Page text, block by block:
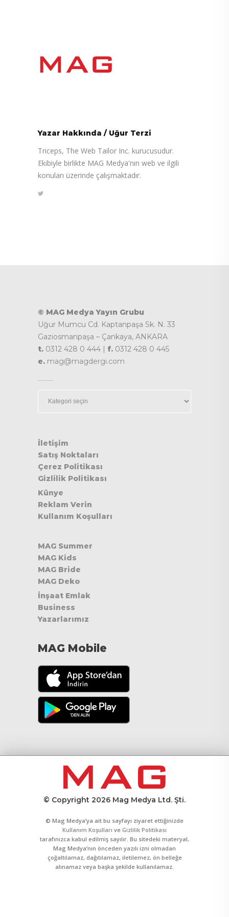
Yazar Hakkında / Uğur Terzi
Triceps, The Web Tailor Inc. kurucusudur.
Ekibiyle birlikte MAG Medya'nın web ve ilgili
konuları üzerinde çalışmaktadır.
© MAG Medya Yayın Grubu
Uğur Mumcu Cd. Kaptanpaşa Sk. N. 33
Gaziosmanpaşa – Çankaya, ANKARA
t. 0312 428 0 444 | f. 0312 428 0 445
e. mag@magdergi.com
İletişim
Satış Noktaları
Çerez Politikası
Gizlilik Politikası
Künye
Reklam Verin
Kullanım Koşulları
MAG Summer
MAG Kids
MAG Bride
MAG Deko
İnşaat Emlak
Business
Yazarlarımız
MAG Mobile
© Copyright 2026 Mag Medya Ltd. Şti.
© Mag Medya’ya ait bu sayfayı ziyaret ettiğinizde
Kullanım Koşulları ve Gizlilik Politikası
tarafınızca kabul edilmiş sayılır. Bu sitedeki materyal,
Mag Medya’nın önceden yazılı izni olmadan
çoğaltılamaz, dağıtılamaz, iletilemez, ön belleğe
alınamaz veya başka şekilde kullanılamaz.